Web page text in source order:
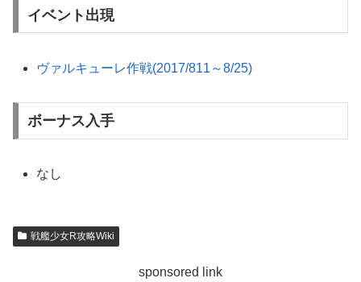
イベント出現
ヴァルキューレ作戦(2017/811～8/25)
ボーナス入手
なし
戦艦少女R攻略Wiki
sponsored link